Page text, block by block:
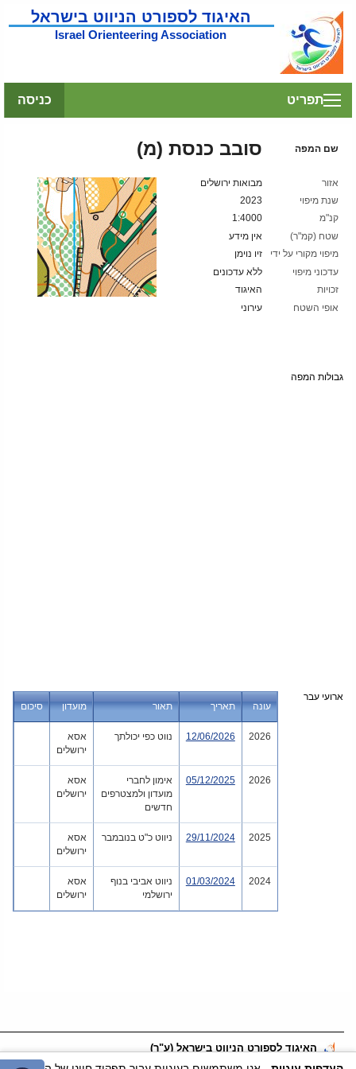
האיגוד לספורט הניווט בישראל
Israel Orienteering Association
כניסה תפריט
שם המפה סובב כנסת (מ)
אזור
מבואות ירושלים
שנת מיפוי
2023
קנ"מ
1:4000
שטח (קמ"ר)
אין מידע
מיפוי מקורי על ידי
זיו נוימן
עדכוני מיפוי
ללא עדכונים
זכויות
האיגוד
אופי השטח
עירוני
גבולות המפה
ארועי עבר
עונה
תאריך תאור מועדון סיכום
2026
12/06/2026 נווט כפי יכולתך
אסא
ירושלים
2026
05/12/2025
אימון לחברי
מועדון ולמצטרפים
חדשים
אסא
ירושלים
2025
29/11/2024 ניווט כ"ט בנובמבר
אסא
ירושלים
2024
01/03/2024
ניווט אביבי בנוף
ירושלמי
אסא
ירושלים
האיגוד לספורט הניווט בישראל (ע"ר)
055-2456562